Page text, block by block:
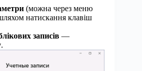
(можна через меню
натискання клавіш
записів —
.